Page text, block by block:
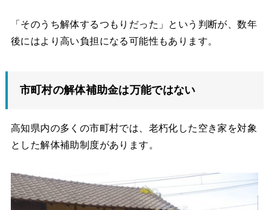
「そのうち解体するつもりだった」という判断が、数年
後にはより高い負担になる可能性もあります。
市町村の解体補助金は万能ではない
高知県内の多くの市町村では、老朽化した空き家を対象
とした解体補助制度があります。